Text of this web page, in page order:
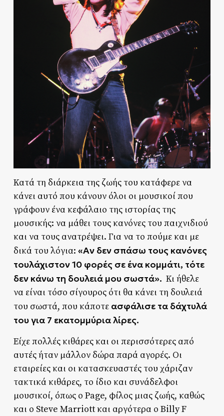
Κατά τη διάρκεια της ζωής του κατάφερε να
κάνει αυτό που κάνουν όλοι οι μουσικοί που
γράφουν ένα κεφάλαιο της ιστορίας της
μουσικής: να μάθει τους κανόνες του παιχνιδιού
και να τους ανατρέψει. Για να το πούμε και με
δικά του λόγια: «Αν δεν σπάσω τους κανόνες
τουλάχιστον 10 φορές σε ένα κομμάτι, τότε
δεν κάνω τη δουλειά μου σωστά». Κι ήθελε
να είναι τόσο σίγουρος ότι θα κάνει τη δουλειά
του σωστά, που κάποτε ασφάλισε τα δάχτυλά
του για 7 εκατομμύρια λίρες.
Είχε πολλές κιθάρες και οι περισσότερες από
αυτές ήταν μάλλον δώρα παρά αγορές. Οι
εταιρείες και οι κατασκευαστές του χάριζαν
τακτικά κιθάρες, το ίδιο και συνάδελφοι
μουσικοί, όπως ο Page, φίλος μιας ζωής, καθώς
και ο Steve Marriott και αργότερα ο Billy F